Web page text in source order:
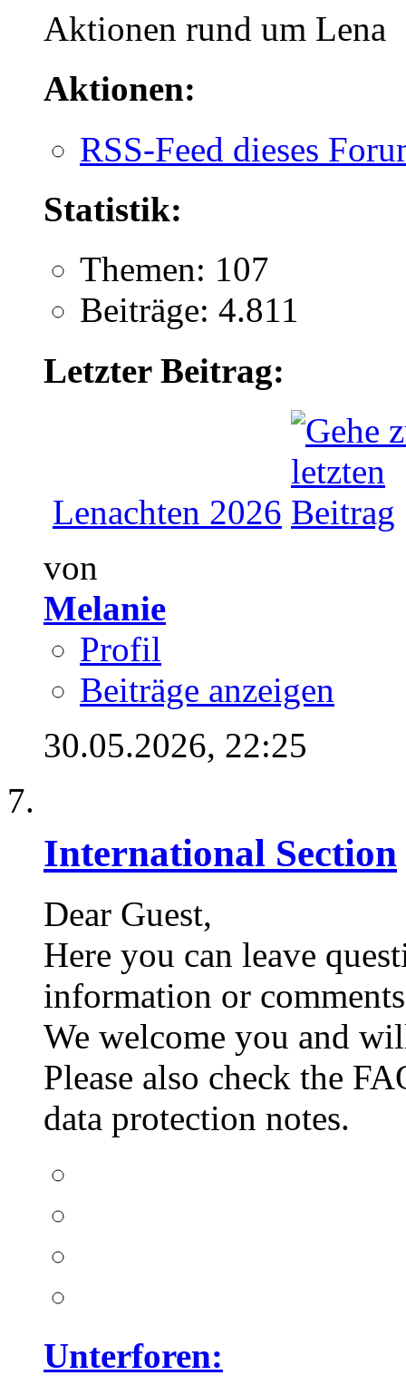
Aktionen rund um Lena
Aktionen:
RSS-Feed dieses
Statistik:
Themen: 107
Beiträge: 4.811
Letzter Beitrag:
Lenachten 2026
von
Melanie
Profil
Beiträge anzeigen
30.05.2026, 22:25
International Section
Dear Guest,
Here you can leave
information or
We welcome you and
Please also check the
data protection notes.
Unterforen: